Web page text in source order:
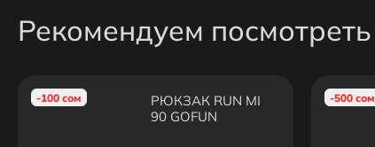
Рекомендуем посмотреть
-100 сом
РЮКЗАК RUN MI
90 GOFUN
-500 сом